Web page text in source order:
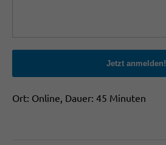
Jetzt anmelden!
Ort: Online, Dauer: 45 Minuten